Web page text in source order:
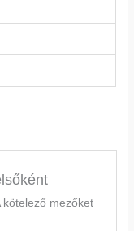
kötelező mezőket